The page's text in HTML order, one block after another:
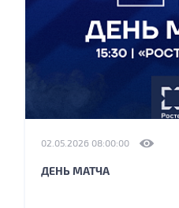
02.05.2026 08:00:00
ДЕНЬ МАТЧА